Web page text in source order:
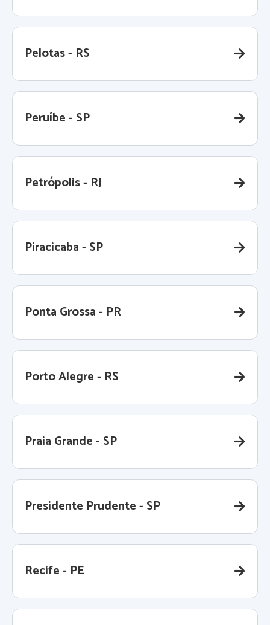
Pelotas - RS
Peruíbe - SP
Petrópolis - RJ
Piracicaba - SP
Ponta Grossa - PR
Porto Alegre - RS
Praia Grande - SP
Presidente Prudente - SP
Recife - PE